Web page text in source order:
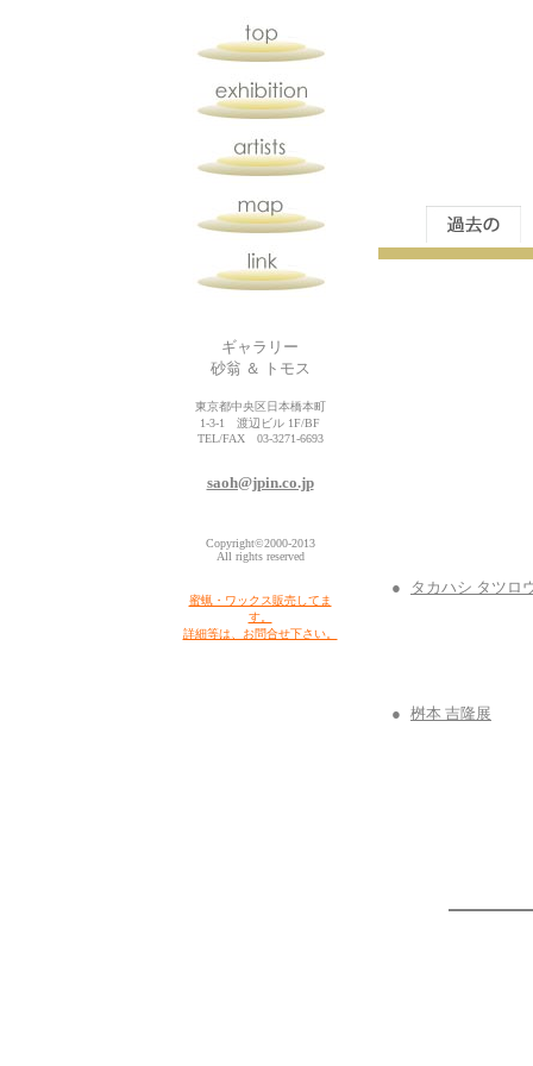
ギャラリー
砂翁 ＆ トモス
東京都中央区日本橋本町
1-3-1
渡辺ビル 1F/BF
TEL/FAX
03-3271-6693
saoh@jpin.co.jp
Copyright©2000-2013
All rights reserved
蜜蝋・ワックス販売してま
す。
詳細等は、お問合せ下さい。
● タカハシ タツロ
● 桝本 吉隆展